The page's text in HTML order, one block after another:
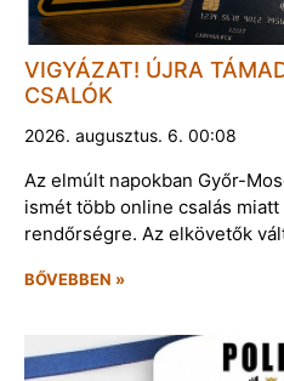
VIGYÁZAT! ÚJRA
CSALÓK
2026. augusztus. 6. 00:08
Az elmúlt napokban Győr-
ismét több online csalás
rendőrségre. Az elkövetők
BŐVEBBEN »